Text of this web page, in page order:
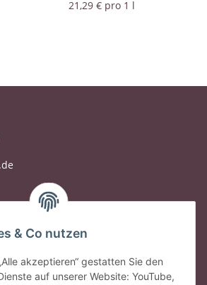
21,29 € pro 1 l
& Co nutzen
akzeptieren“ gestatten Sie den
auf unserer Website: YouTube,